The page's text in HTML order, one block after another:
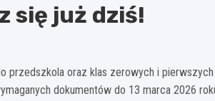
się już dziś!
przedszkola oraz klas zerowych i
dokumentów do 13 marca 2026